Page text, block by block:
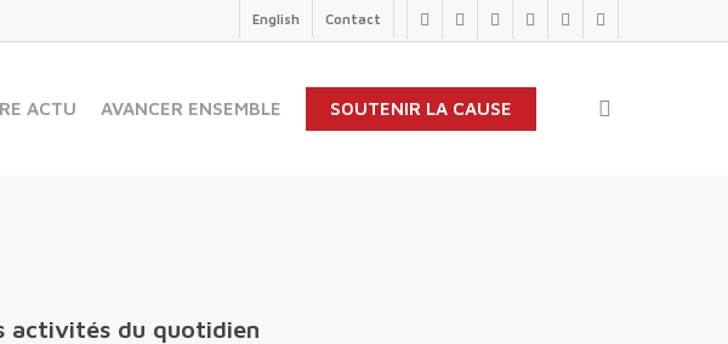
twitterfacebooklinkedinyoutubeinstagram
flickr
English Contact
ACTU AVANCER ENSEMBLE SOUTENIR LA CAUSE
activités du quotidien